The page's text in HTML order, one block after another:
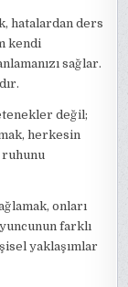
hatalardan ders
kendi
sağlar.
değil;
herkesin
onları
farklı
yaklaşımlar